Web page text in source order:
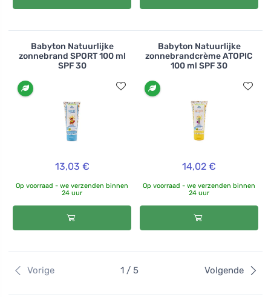
Babyton Natuurlijke
zonnebrand SPORT 100 ml
SPF 30
13,03 €
Op voorraad - we verzenden binnen
24 uur
Babyton Natuurlijke
zonnebrandcrème ATOPIC
100 ml SPF 30
14,02 €
Op voorraad - we verzenden binnen
24 uur
Vorige 1 / 5 Volgende